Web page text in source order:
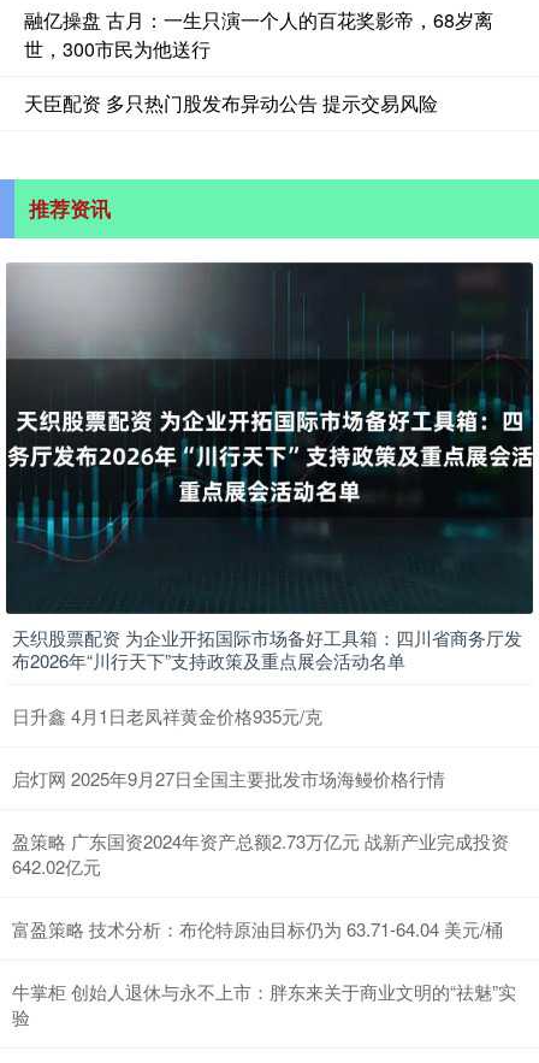
融亿操盘 古月：一生只演一个人的百花奖影帝，68岁离
世，300市民为他送行
天臣配资 多只热门股发布异动公告 提示交易风险
推荐资讯
天织股票配资 为企业开拓国际市场备好工具箱：四川省商务厅发
布2026年“川行天下”支持政策及重点展会活动名单
日升鑫 4月1日老凤祥黄金价格935元/克
启灯网 2025年9月27日全国主要批发市场海鳗价格行情
盈策略 广东国资2024年资产总额2.73万亿元 战新产业完成投资
642.02亿元
富盈策略 技术分析：布伦特原油目标仍为 63.71-64.04 美元/桶
牛掌柜 创始人退休与永不上市：胖东来关于商业文明的“祛魅”实
验